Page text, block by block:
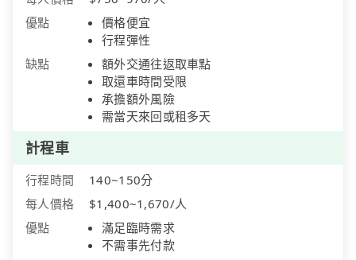
優點
價格便宜
行程彈性
缺點
額外交通往返取車點
取還車時間受限
承擔額外風險
需當天來回或租多天
計程車
行程時間
140~150分
每人價格
$1,400~1,670/人
優點
滿足臨時需求
不需事先付款